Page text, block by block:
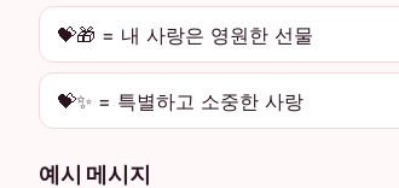
💝🎁 = 내 사랑은 영원한 선물
💝✨ = 특별하고 소중한 사랑
예시 메시지